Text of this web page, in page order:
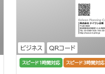
ビジネス QRコード
スピード1時間対応 スピード3時間対応